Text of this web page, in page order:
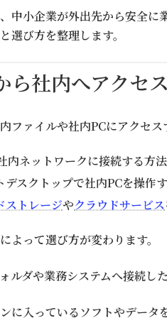
中小企業が外出先から安全
選び方を整理します。
ら社内へアクセ
ファイルや社内PCにアクセ
内ネットワークに接続する方法
デスクトップで社内PCを操作
ストレージやクラウドサービス
よって選び方が変わります。
ルダや業務システムへ接続し
に入っているソフトやデー